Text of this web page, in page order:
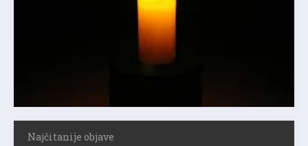
Najčitanije objave